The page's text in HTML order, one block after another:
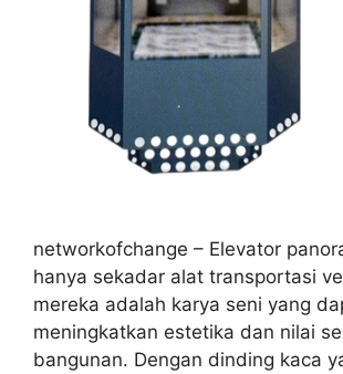
networkofchange – Elevator
hanya sekadar alat transportasi
mereka adalah karya seni yang
meningkatkan estetika dan nilai
bangunan. Dengan dinding kaca